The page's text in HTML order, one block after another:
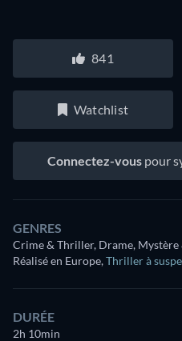
841
Watchlist
Connectez-vous pour
GENRES
Crime & Thriller, Drame,
Réalisé en Europe,Thriller à
DURÉE
2h 10min